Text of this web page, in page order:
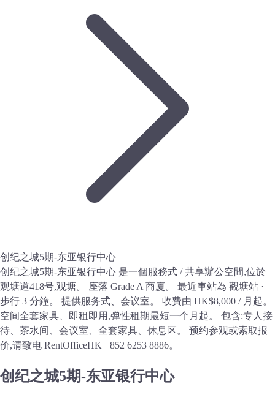
创纪之城5期-东亚银行中心
创纪之城5期-东亚银行中心 是一個服務式 / 共享辦公空間,位於
观塘道418号,观塘。 座落 Grade A 商廈。 最近車站為 觀塘站 ·
步行 3 分鐘。 提供服务式、会议室。 收費由 HK$8,000 / 月起。
空间全套家具、即租即用,弹性租期最短一个月起。 包含:专人接
待、茶水间、会议室、全套家具、休息区。 预约参观或索取报
价,请致电 RentOfficeHK +852 6253 8886。
创纪之城5期-东亚银行中心